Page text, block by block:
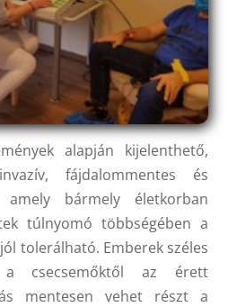
alapján kijelenthető,
fájdalommentes és
amely bármely életkorban
túlnyomó többségében a
tolerálható. Emberek széles
a csecsemőktől az érett
mentesen vehet részt a